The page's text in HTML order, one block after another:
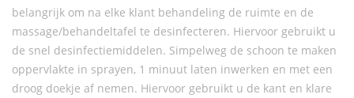
belangrijk om na elke klant behandeling de ruimte en de
massage/behandeltafel te desinfecteren. Hiervoor gebruikt u
de snel desinfectiemiddelen. Simpelweg de schoon te maken
oppervlakte in sprayen, 1 minuut laten inwerken en met een
droog doekje af nemen. Hiervoor gebruikt u de kant en klare